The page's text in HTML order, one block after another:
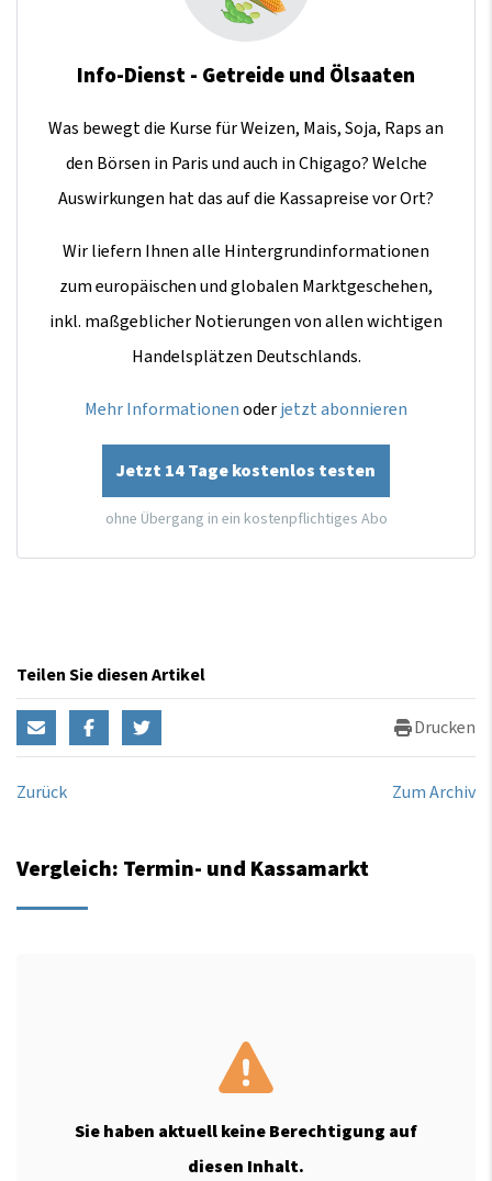
Info-Dienst - Getreide und Ölsaaten
Was bewegt die Kurse für Weizen, Mais, Soja, Raps an
den Börsen in Paris und auch in Chigago? Welche
Auswirkungen hat das auf die Kassapreise vor Ort?
Wir liefern Ihnen alle Hintergrundinformationen
zum europäischen und globalen Marktgeschehen,
inkl. maßgeblicher Notierungen von allen wichtigen
Handelsplätzen Deutschlands.
Mehr Informationenoderjetzt abonnieren
Jetzt 14 Tage kostenlos testen
ohne Übergang in ein kostenpflichtiges Abo
Teilen Sie diesen Artikel
Drucken
Zurück Zum Archiv
Vergleich: Termin- und Kassamarkt
Sie haben aktuell keine Berechtigung auf
diesen Inhalt.